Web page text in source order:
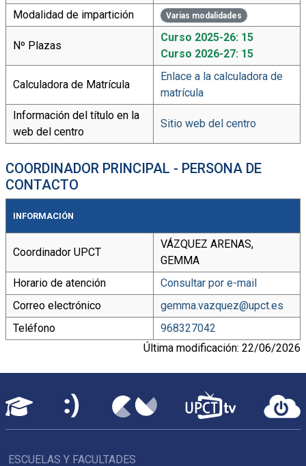
Modalidad de impartición
Varias modalidades
Nº Plazas
Curso 2025-26: 15
Curso 2026-27: 15
Calculadora de Matrícula
Enlace a la calculadora de
matrícula
Información del título en la
web del centro
Sitio web del centro
COORDINADOR PRINCIPAL - PERSONA DE
CONTACTO
INFORMACIÓN
Coordinador UPCT
VÁZQUEZ ARENAS,
GEMMA
Horario de atención
Consultar por e-mail
Correo electrónico
gemma.vazquez@upct.es
Teléfono
968327042
Última modificación: 22/06/2026
ESCUELAS Y FACULTADES